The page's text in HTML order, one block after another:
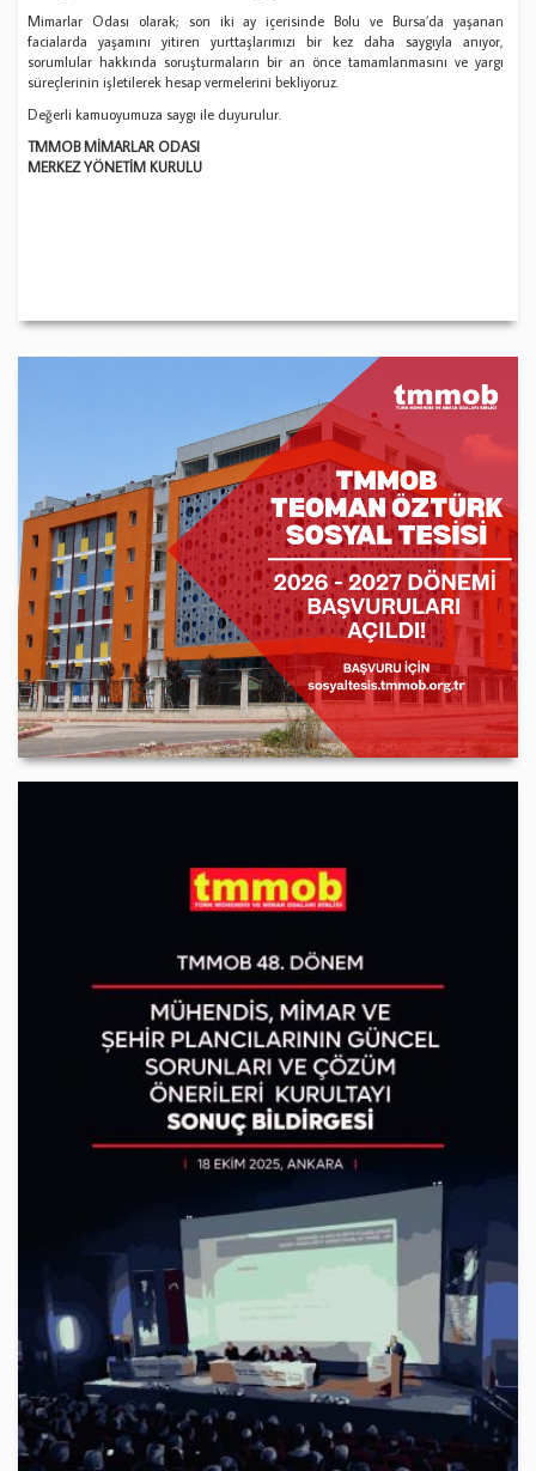
Mimarlar Odası olarak; son iki ay içerisinde Bolu ve Bursa’da yaşanan
facialarda yaşamını yitiren yurttaşlarımızı bir kez daha saygıyla anıyor,
sorumlular hakkında soruşturmaların bir an önce tamamlanmasını ve yargı
süreçlerinin işletilerek hesap vermelerini bekliyoruz.
Değerli kamuoyumuza saygı ile duyurulur.
TMMOB MİMARLAR ODASI
MERKEZ YÖNETİM KURULU